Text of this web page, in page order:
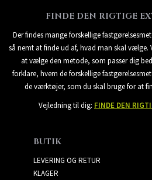
FINDE DEN RIGTIGE
Der findes mange forskellige
så nemt at finde ud af, hvad man skal
at vælge den metode, som passer dig
forklare, hvem de forskellige
de værktøjer, som du skal bruge for at
Vejledning til dig: FINDE DEN
BUTIK
LEVERING OG RETUR
KLAGER